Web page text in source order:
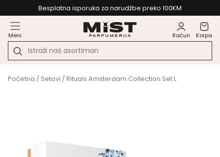
Besplatna isporuka za narudžbe preko 100KM
Meni Račun Korpa
Početna / Setovi / Rituals Amsterdam Collection Set L